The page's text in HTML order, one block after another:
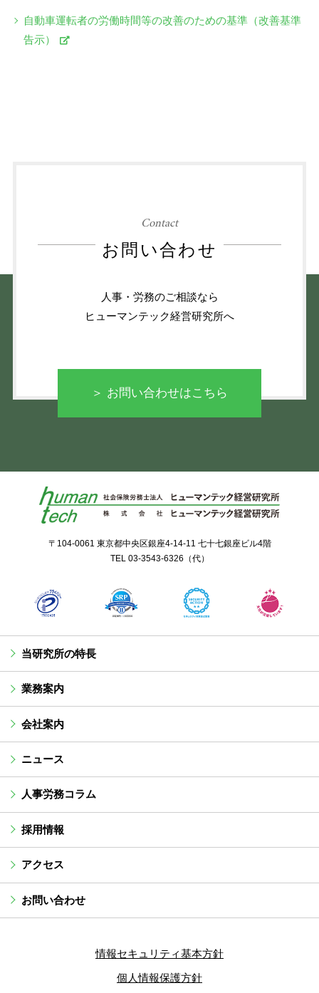
自動車運転者の労働時間等の改善のための基準（改善基準
告示）
Contact
お問い合わせ
人事・労務のご相談なら
ヒューマンテック経営研究所へ
＞ お問い合わせはこちら
〒104-0061 東京都中央区銀座4-14-11 七十七銀座ビル4階
TEL 03-3543-6326 （代）
当研究所の特長
業務案内
会社案内
ニュース
人事労務コラム
採用情報
アクセス
お問い合わせ
情報セキュリティ基本方針
個人情報保護方針